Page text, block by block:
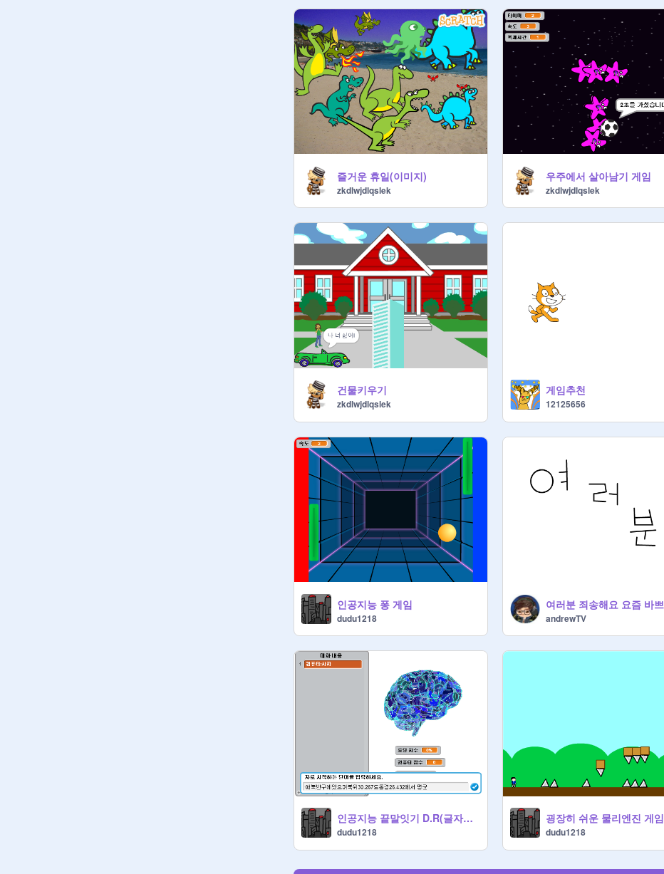
즐거운 휴일(이미지)
zkdlwjdlqslek
우주에서 살아남기 게임
zkdlwjdlqslek
건물키우기
zkdlwjdlqslek
게임추천
12125656
인공지능 퐁 게임
dudu1218 andrewTV
인공지능 끝말잇기 D.R(글자점수)
dudu1218
굉장히 쉬운 물리엔진 게임
dudu1218